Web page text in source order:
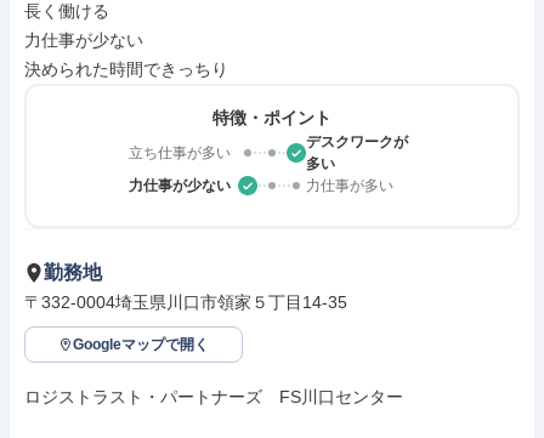
長く働ける
力仕事が少ない
決められた時間できっちり
特徴・ポイント
立ち仕事が多い
デスクワークが
多い
力仕事が少ない
力仕事が多い
勤務地
〒332-0004埼玉県川口市領家５丁目14-35
Googleマップで開く
ロジストラスト・パートナーズ　FS川口センター